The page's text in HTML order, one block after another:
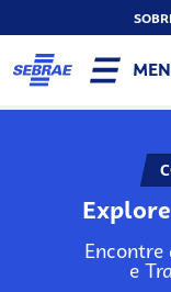
Explore
Encontre
e